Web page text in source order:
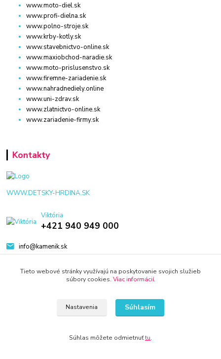
www.moto-diel.sk
www.profi-dielna.sk
www.polno-stroje.sk
www.krby-kotly.sk
www.stavebnictvo-online.sk
www.maxiobchod-naradie.sk
www.moto-prislusenstvo.sk
www.firemne-zariadenie.sk
www.nahradnediely.online
www.uni-zdrav.sk
www.zlatnictvo-online.sk
www.zariadenie-firmy.sk
Kontakty
WWW.DETSKY-HRDINA.SK
Viktória
+421 940 949 000
info@kamenik.sk
© 2024 Všetky práva vyhradené KAMENIK.SK
Tieto webové stránky využívajú na poskytovanie svojich služieb
súbory cookies. Viac informácií.
Nastavenia Súhlasím
Súhlas môžete odmietnuťtu.